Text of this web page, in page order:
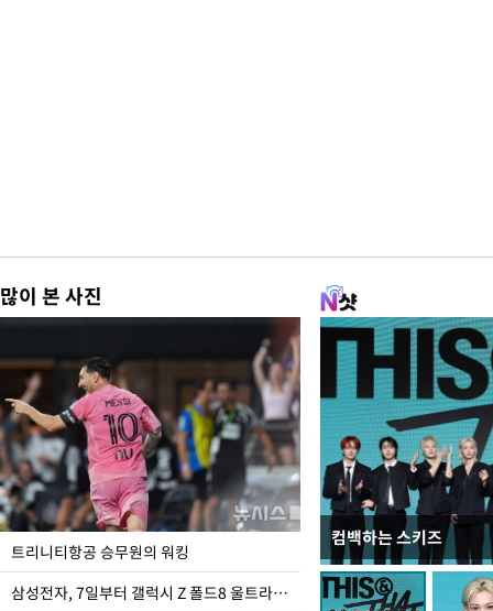
많이 본 사진
트리니티항공 승무원의 워킹
삼성전자, 7일부터 갤럭시 Z 폴드8 울트라·폴드8·플립8 출시
컴백하는 스키즈
입추 하루 앞둔 전남
폭염